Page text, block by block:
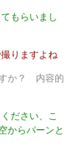
もらいまし
りますよね
すか？ 内容的
ださい、こ
からパーンと